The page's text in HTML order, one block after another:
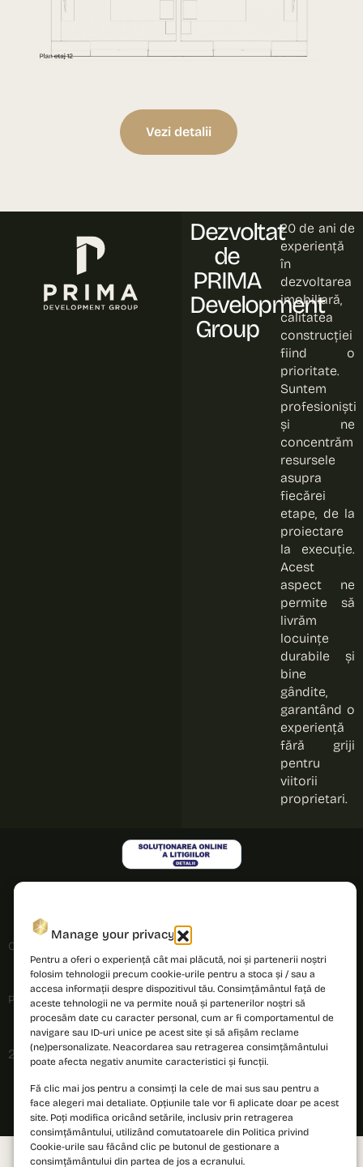
Manage your privacy
Pentru a oferi o experiență cât mai plăcută, noi și partenerii noștri
folosim tehnologii precum cookie-urile pentru a stoca și / sau a
accesa informații despre dispozitivul tău. Consimțământul față de
aceste tehnologii ne va permite nouă și partenerilor noștri să
procesăm date cu caracter personal, cum ar fi comportamentul de
navigare sau ID-uri unice pe acest site și să afișăm reclame
(ne)personalizate. Neacordarea sau retragerea consimțământului
poate afecta negativ anumite caracteristici și funcții.
Fă clic mai jos pentru a consimți la cele de mai sus sau pentru a
face alegeri mai detaliate. Opțiunile tale vor fi aplicate doar pe acest
site. Poți modifica oricând setările, inclusiv prin retragerea
consimțământului, utilizând comutatoarele din Politica privind
Cookie-urile sau făcând clic pe butonul de gestionare a
consimțământului din partea de jos a ecranului.
Vezi detalii
Dezvoltat
de
PRIMA
Development
Group
20 de ani de
experiență
în
dezvoltarea
imobiliară,
calitatea
construcției
fiind o
prioritate.
Suntem
profesioniști
și ne
concentrăm
resursele
asupra
fiecărei
etape, de la
proiectare
la execuție.
Acest
aspect ne
permite să
livrăm
locuințe
durabile și
bine
gândite,
garantând o
experiență
fără griji
pentru
viitorii
proprietari.
2026 © PRIMA Astera. All rights reserved.
Privacy policy
Cookies policy